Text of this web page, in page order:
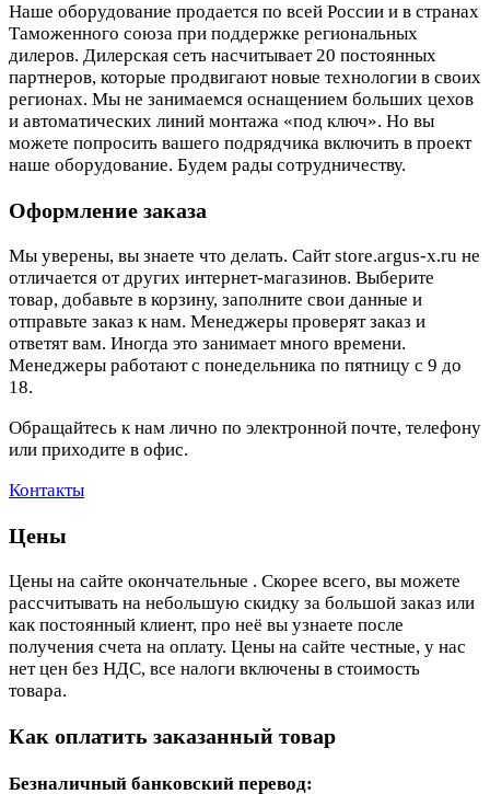
Наше оборудование продается по всей России и в странах
Таможенного союза при поддержке региональных
дилеров. Дилерская сеть насчитывает 20 постоянных
партнеров, которые продвигают новые технологии в своих
регионах. Мы не занимаемся оснащением больших цехов
и автоматических линий монтажа «под ключ». Но вы
можете попросить вашего подрядчика включить в проект
наше оборудование. Будем рады сотрудничеству.
Оформление заказа
Мы уверены, вы знаете что делать. Сайт store.argus-x.ru не
отличается от других интернет-магазинов. Выберите
товар, добавьте в корзину, заполните свои данные и
отправьте заказ к нам. Менеджеры проверят заказ и
ответят вам. Иногда это занимает много времени.
Менеджеры работают с понедельника по пятницу с 9 до
18.
Обращайтесь к нам лично по электронной почте, телефону
или приходите в офис.
Контакты
Цены
Цены на сайте окончательные . Скорее всего, вы можете
рассчитывать на небольшую скидку за большой заказ или
как постоянный клиент, про неё вы узнаете после
получения счета на оплату. Цены на сайте честные, у нас
нет цен без НДС, все налоги включены в стоимость
товара.
Как оплатить заказанный товар
Безналичный банковский перевод: